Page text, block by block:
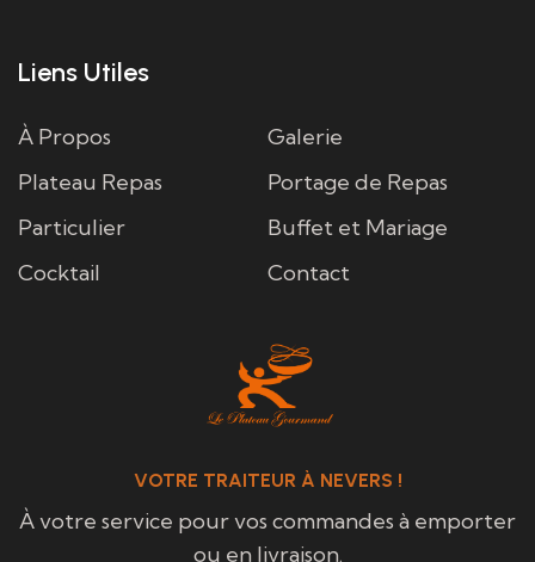
Liens Utiles
À Propos
Galerie
Plateau Repas
Portage de Repas
Particulier
Buffet et Mariage
Cocktail
Contact
VOTRE TRAITEUR À NEVERS !
À votre service pour vos commandes à emporter
ou en livraison.